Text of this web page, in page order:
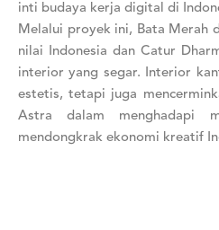
inti budaya kerja digital di
Melalui proyek ini, Bata Merah
nilai Indonesia dan Catur
interior yang segar. Interior
estetis, tetapi juga
Astra dalam menghadapi
mendongkrak ekonomi kreatif